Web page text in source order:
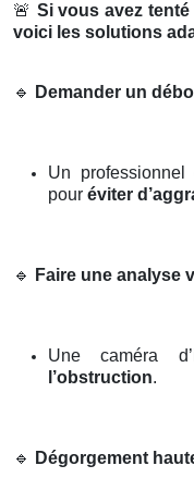
🚨 Si vous avez
voici les solutions
🔹 Demander un
Un
pour éviter
🔹 Faire une analyse
Une caméra
l’obstruction.
🔹 Dégorgement